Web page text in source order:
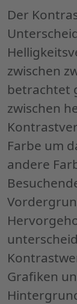
Der
zwischen
betrachtet
zwischen
Farbe um
andere
Grafiken